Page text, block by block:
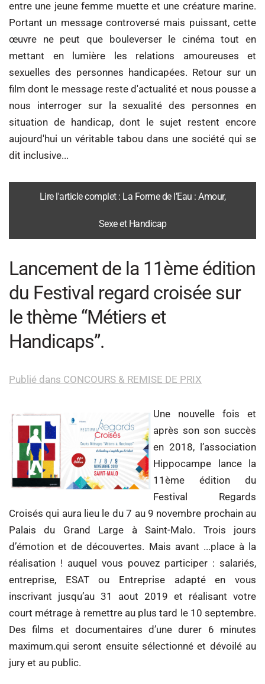
entre une jeune femme muette et une créature marine.
Portant un message controversé mais puissant, cette
œuvre ne peut que bouleverser le cinéma tout en
mettant en lumière les relations amoureuses et
sexuelles des personnes handicapées. Retour sur un
film dont le message reste d'actualité et nous pousse a
nous interroger sur la sexualité des personnes en
situation de handicap, dont le sujet restent encore
aujourd'hui un véritable tabou dans une société qui se
dit inclusive...
Lire l'article complet : La Forme de l’Eau : Amour,
Sexe et Handicap
Lancement de la 11ème édition
du Festival regard croisée sur
le thème “Métiers et
Handicaps”.
Publié dans CONCOURS & REMISE DE PRIX
Une nouvelle fois et
après son son succès
en 2018, l’association
Hippocampe lance la
11ème édition du
Festival Regards
Croisés qui aura lieu le du 7 au 9 novembre prochain au
Palais du Grand Large à Saint-Malo. Trois jours
d’émotion et de découvertes. Mais avant ...place à la
réalisation ! auquel vous pouvez participer : salariés,
entreprise, ESAT ou Entreprise adapté en vous
inscrivant jusqu’au 31 aout 2019 et réalisant votre
court métrage à remettre au plus tard le 10 septembre.
Des films et documentaires d’une durer 6 minutes
maximum.qui seront ensuite sélectionné et dévoilé au
jury et au public.